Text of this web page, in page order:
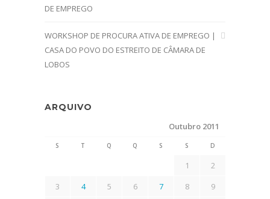
DE EMPREGO
WORKSHOP DE PROCURA ATIVA DE EMPREGO |
CASA DO POVO DO ESTREITO DE CÂMARA DE
LOBOS
ARQUIVO
Outubro 2011
S T Q Q S S D
1
2
3
4 5 6 7 8
9